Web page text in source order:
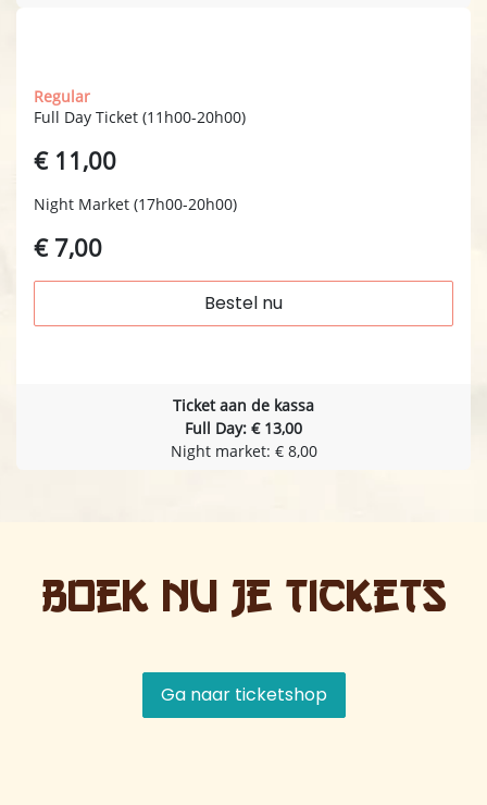
Regular
Full Day Ticket (11h00-20h00)
€ 11,00
Night Market (17h00-20h00)
€ 7,00
Bestel nu
Ticket aan de kassa
Full Day: € 13,00
Night market: € 8,00
Boek nu je tickets
Ga naar ticketshop